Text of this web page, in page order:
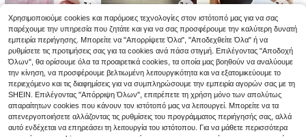
4.83€ 2 .75€ 7.24€
Χρησιμοποιούμε cookies και παρόμοιες τεχνολογίες στον ιστότοπό μας για να σας
παρέχουμε την υπηρεσία που ζητάτε και για να σας προσφέρουμε την καλύτερη δυνατή
εμπειρία περιήγησης. Μπορείτε να "Απορρίψετε Όλα", "Αποδεχθείτε Όλα" ή να
ρυθμίσετε τις προτιμήσεις σας για τα cookies ανά πάσα στιγμή. Επιλέγοντας "Αποδοχή
Όλων", θα ορίσουμε όλα τα προαιρετικά cookies, τα οποία μας βοηθούν να αναλύουμε
την κίνηση, να προσφέρουμε βελτιωμένη λειτουργικότητα και να εξατομικεύουμε το
περιεχόμενο και τις διαφημίσεις για να συμπληρώσουμε την εμπειρία αγορών σας με τη
SHEIN. Επιλέγοντας "Απόρριψη Όλων", επιτρέπετε τη χρήση μόνο των απολύτως
απαραίτητων cookies που κάνουν τον ιστότοπό μας να λειτουργεί. Μπορείτε να τα
απενεργοποιήσετε αλλάζοντας τις ρυθμίσεις του προγράμματος περιήγησής σας, αλλά
αυτό ενδέχεται να επηρεάσει τη λειτουργία του ιστότοπου. Για να μάθετε περισσότερα